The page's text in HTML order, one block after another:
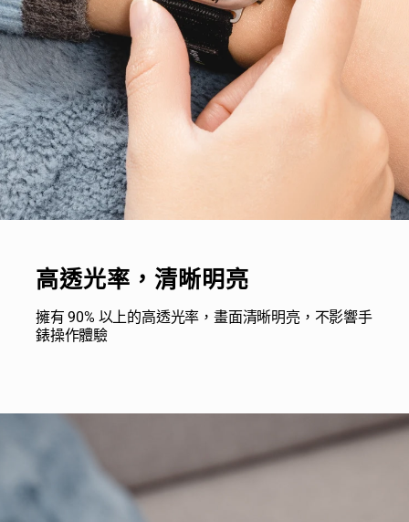
高透光率，清晰明亮
擁有 90% 以上的高透光率，畫面清晰明亮，不影響手
錶操作體驗